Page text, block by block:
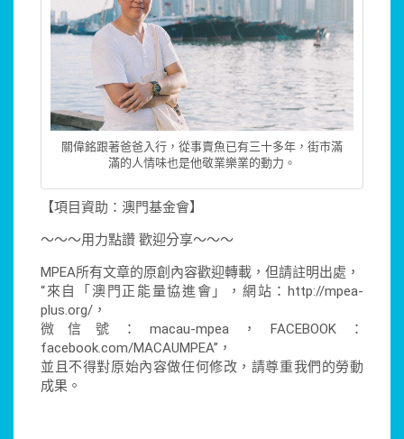
關偉銘跟著爸爸入行，從事賣魚已有三十多年，街市滿
滿的人情味也是他敬業樂業的動力。
【項目資助：澳門基金會】
～～～用力點讚 歡迎分享～～～
MPEA所有文章的原創內容歡迎轉載，但請註明出處，
“來自「澳門正能量協進會」，網站：http://mpea-
plus.org/，
微信號：macau-mpea，FACEBOOK：
facebook.com/MACAUMPEA”，
並且不得對原始內容做任何修改，請尊重我們的勞動
成果。